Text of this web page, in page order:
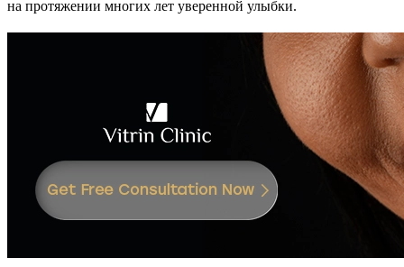
на протяжении многих лет уверенной улыбки.